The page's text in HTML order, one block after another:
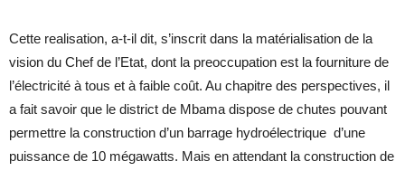
Cette realisation, a-t-il dit, s’inscrit dans la matérialisation de la
vision du Chef de l’Etat, dont la preoccupation est la fourniture de
l’électricité à tous et à faible coût. Au chapitre des perspectives, il
a fait savoir que le district de Mbama dispose de chutes pouvant
permettre la construction d’un barrage hydroélectrique d’une
puissance de 10 mégawatts. Mais en attendant la construction de